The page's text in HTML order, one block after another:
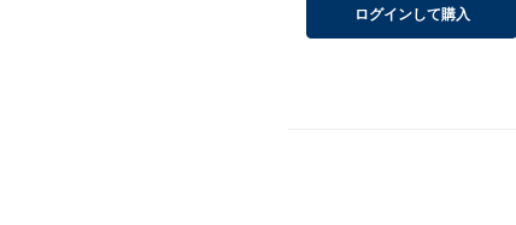
ログインして購入